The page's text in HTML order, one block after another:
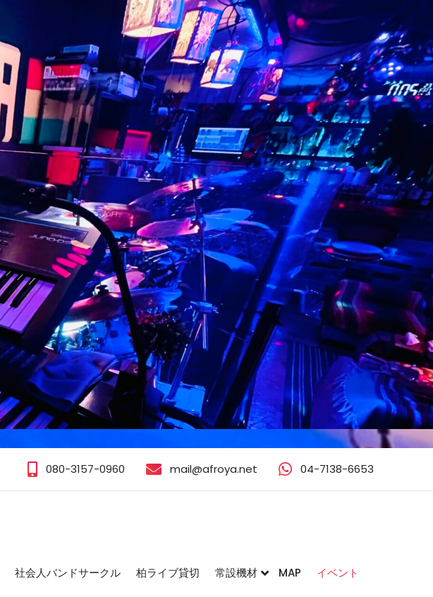
080-3157-0960 mail@afroya.net 04-7138-6653
社会人バンドサークル 柏ライブ貸切 常設機材 MAP イベント